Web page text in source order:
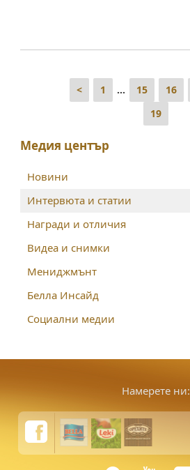
< 1 ... 15 16
19
Медия център
Новини
Интервюта и статии
Награди и отличия
Видеа и снимки
Мениджмънт
Белла Инсайд
Социални медии
Намерете ни: